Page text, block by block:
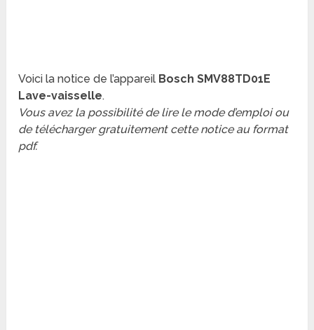
Voici la notice de l’appareil Bosch SMV88TD01E
Lave-vaisselle.
Vous avez la possibilité de lire le mode d’emploi ou
de télécharger gratuitement cette notice au format
pdf.